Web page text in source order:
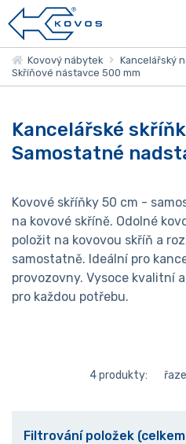
Kovový nábytek Kancelářský
Skříňové nástavce 500 mm
Kancelářské
Samostatné
Kovové skříňky 50 cm -
na kovové skříně. Odolné
položit na kovovou skříň a
samostatně. Ideální pro
provozovny. Vysoce kvalitní
pro každou potřebu.
4 produkty:
Filtrování položek